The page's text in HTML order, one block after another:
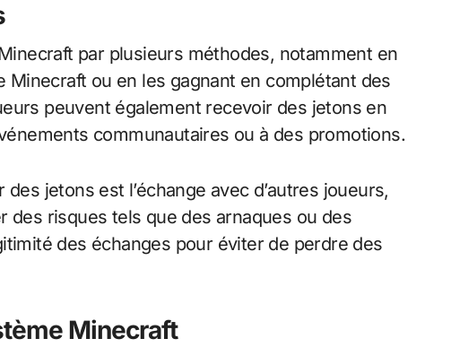
par plusieurs méthodes, notamment en
ou en les gagnant en complétant des
peuvent également recevoir des jetons en
communautaires ou à des promotions.
jetons est l’échange avec d’autres joueurs,
risques tels que des arnaques ou des
des échanges pour éviter de perdre des
Minecraft